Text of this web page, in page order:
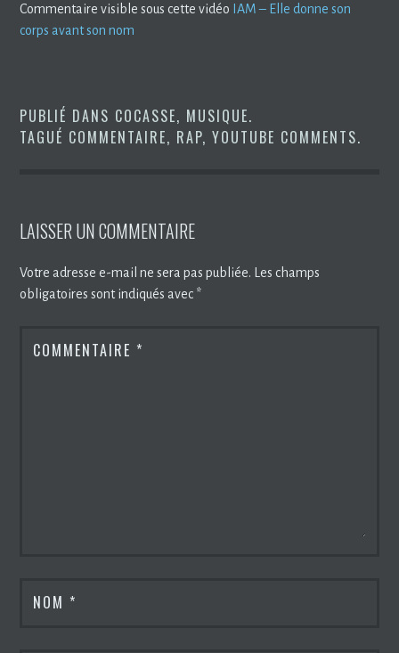
Commentaire visible sous cette vidéo IAM – Elle donne son
corps avant son nom
PUBLIÉ DANS COCASSE, MUSIQUE.
TAGUÉ COMMENTAIRE, RAP,YOUTUBE COMMENTS.
LAISSER UN COMMENTAIRE
Votre adresse e-mail ne sera pas publiée. Les champs
obligatoires sont indiqués avec *
COMMENTAIRE *
NOM *